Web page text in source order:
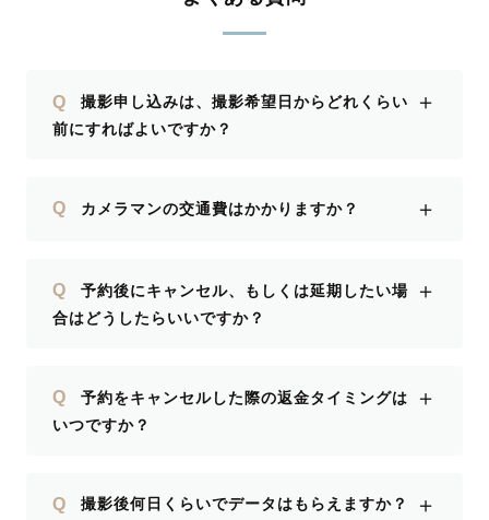
Q
撮影申し込みは、撮影希望日からどれくらい
前にすればよいですか？
＋
Q カメラマンの交通費はかかりますか？ ＋
Q
予約後にキャンセル、もしくは延期したい場
合はどうしたらいいですか？
＋
Q
予約をキャンセルした際の返金タイミングは
いつですか？
＋
Q 撮影後何日くらいでデータはもらえますか？ ＋